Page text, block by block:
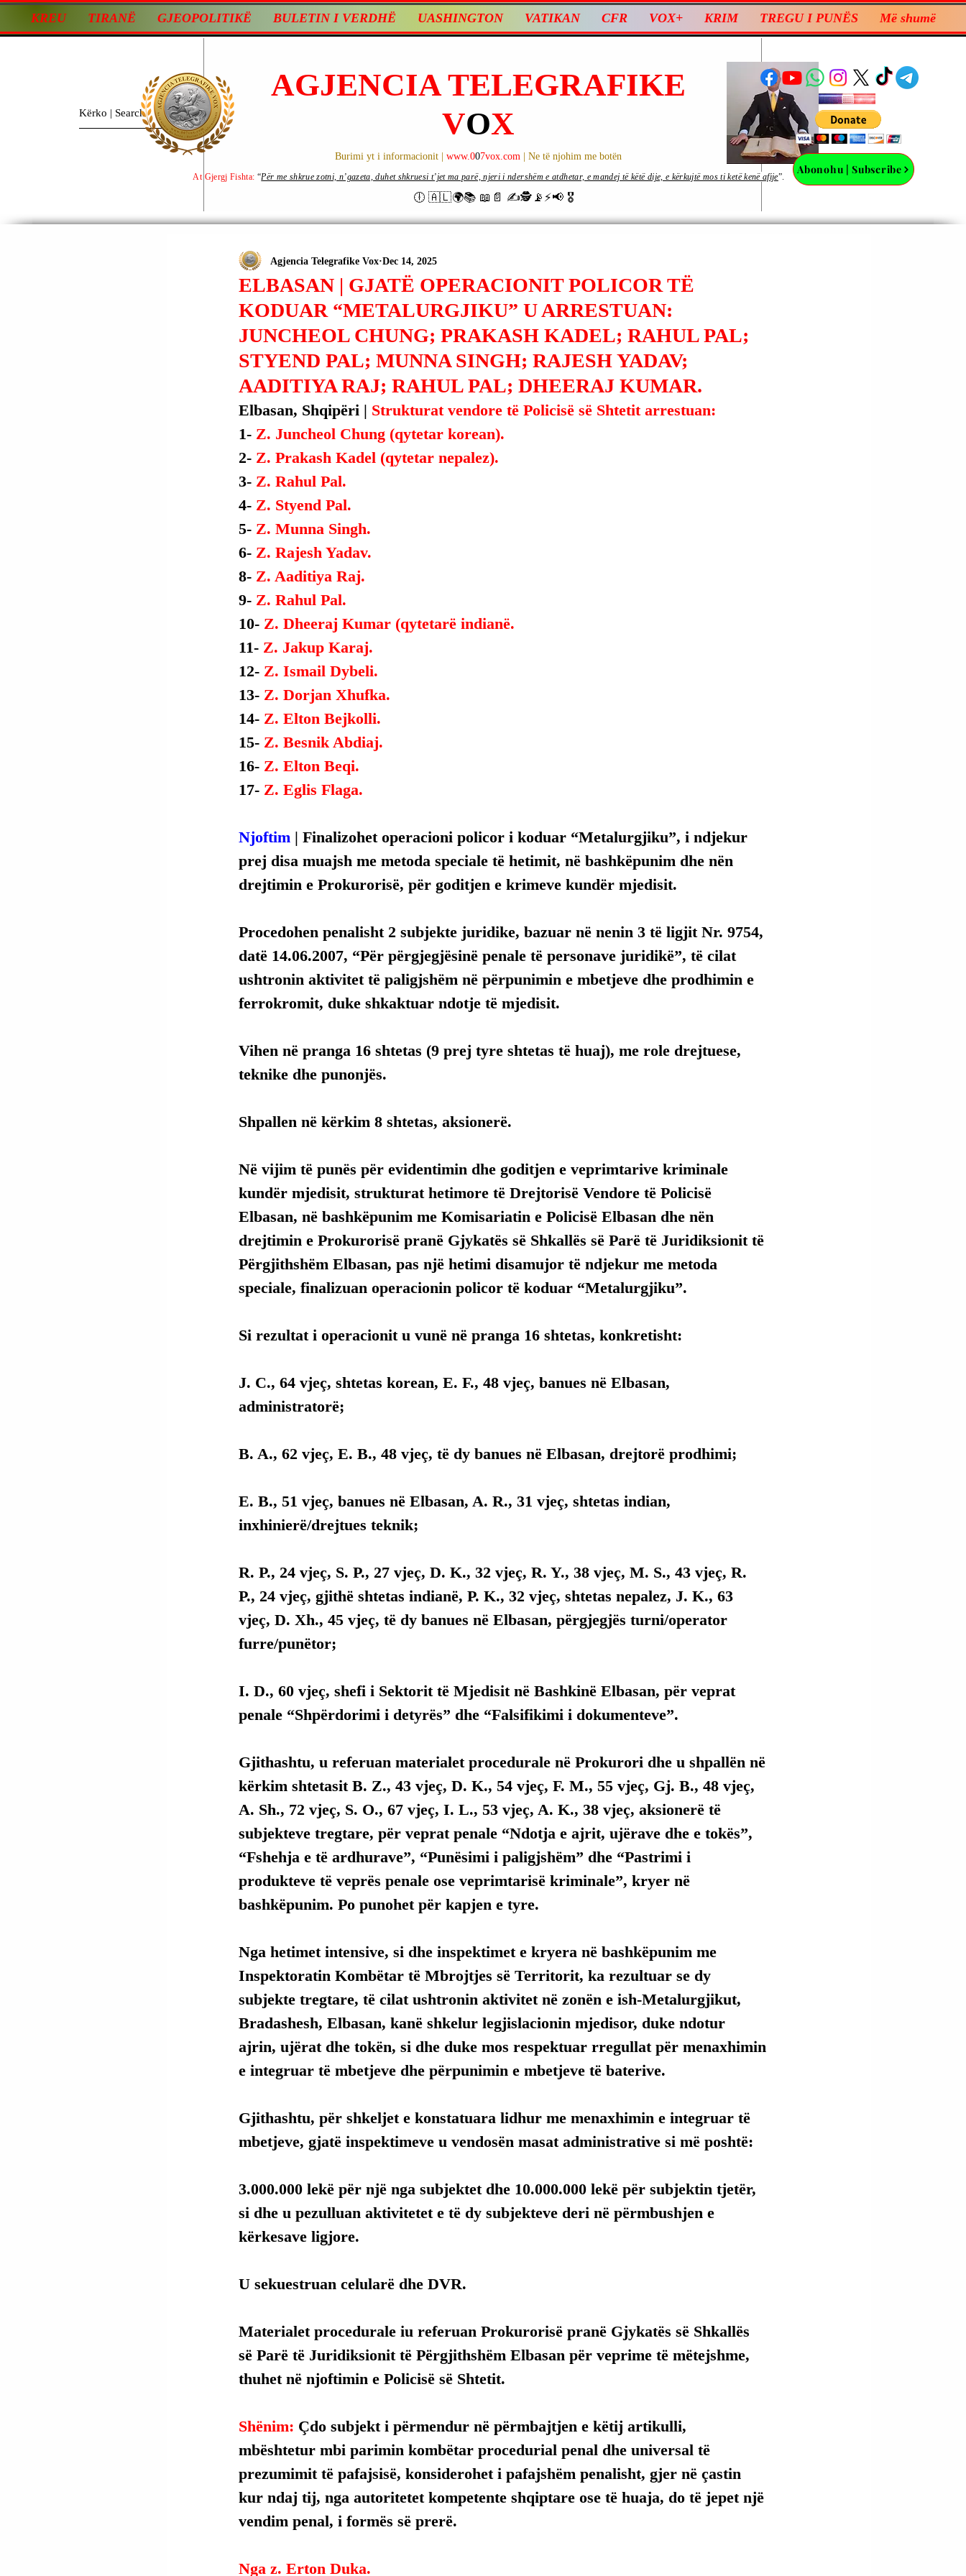
KREU TIRANË GJEOPOLITIKË BULETIN I VERDHË UASHINGTON VATIKAN CFR VOX+ KRIM TREGU I PUNËS Më shumë
AGJENCIA TELEGRAFIKE
VOX
Burimi yt i informacionit | www.007vox.com | Ne të njohim me botën
🕕 🇦🇱🌍📚 📖📄 ✍🕵️📡⚡️📢 🎖
Abonohu | Subscribe
At Gjergj Fishta: “Për me shkrue zotni, n’gazeta, duhet shkruesi t’jet ma parë, njeri i ndershëm e atdhetar, e mandej të këtë dije, e kërkujtë mos ti ketë kenë afije”.
ELBASAN | GJATË OPERACIONIT POLICOR TË
KODUAR “METALURGJIKU” U ARRESTUAN:
JUNCHEOL CHUNG; PRAKASH KADEL; RAHUL PAL;
STYEND PAL; MUNNA SINGH; RAJESH YADAV;
AADITIYA RAJ; RAHUL PAL; DHEERAJ KUMAR.
Agjencia Telegrafike Vox Dec 14, 2025
Elbasan, Shqipëri | Strukturat vendore të Policisë së Shtetit arrestuan:
1- Z. Juncheol Chung (qytetar korean).
2- Z. Prakash Kadel (qytetar nepalez).
3- Z. Rahul Pal.
4- Z. Styend Pal.
5- Z. Munna Singh.
6- Z. Rajesh Yadav.
8- Z. Aaditiya Raj.
9- Z. Rahul Pal.
10- Z. Dheeraj Kumar (qytetarë indianë.
11- Z. Jakup Karaj.
12- Z. Ismail Dybeli.
13- Z. Dorjan Xhufka.
14- Z. Elton Bejkolli.
15- Z. Besnik Abdiaj.
16- Z. Elton Beqi.
17- Z. Eglis Flaga.
Njoftim | Finalizohet operacioni policor i koduar “Metalurgjiku”, i ndjekur
prej disa muajsh me metoda speciale të hetimit, në bashkëpunim dhe nën
drejtimin e Prokurorisë, për goditjen e krimeve kundër mjedisit.
Procedohen penalisht 2 subjekte juridike, bazuar në nenin 3 të ligjit Nr. 9754,
datë 14.06.2007, “Për përgjegjësinë penale të personave juridikë”, të cilat
ushtronin aktivitet të paligjshëm në përpunimin e mbetjeve dhe prodhimin e
ferrokromit, duke shkaktuar ndotje të mjedisit.
Vihen në pranga 16 shtetas (9 prej tyre shtetas të huaj), me role drejtuese,
teknike dhe punonjës.
Shpallen në kërkim 8 shtetas, aksionerë.
Në vijim të punës për evidentimin dhe goditjen e veprimtarive kriminale
kundër mjedisit, strukturat hetimore të Drejtorisë Vendore të Policisë
Elbasan, në bashkëpunim me Komisariatin e Policisë Elbasan dhe nën
drejtimin e Prokurorisë pranë Gjykatës së Shkallës së Parë të Juridiksionit të
Përgjithshëm Elbasan, pas një hetimi disamujor të ndjekur me metoda
speciale, finalizuan operacionin policor të koduar “Metalurgjiku”.
Si rezultat i operacionit u vunë në pranga 16 shtetas, konkretisht:
J. C., 64 vjeç, shtetas korean, E. F., 48 vjeç, banues në Elbasan,
administratorë;
B. A., 62 vjeç, E. B., 48 vjeç, të dy banues në Elbasan, drejtorë prodhimi;
E. B., 51 vjeç, banues në Elbasan, A. R., 31 vjeç, shtetas indian,
inxhinierë/drejtues teknik;
R. P., 24 vjeç, S. P., 27 vjeç, D. K., 32 vjeç, R. Y., 38 vjeç, M. S., 43 vjeç, R.
P., 24 vjeç, gjithë shtetas indianë, P. K., 32 vjeç, shtetas nepalez, J. K., 63
vjeç, D. Xh., 45 vjeç, të dy banues në Elbasan, përgjegjës turni/operator
furre/punëtor;
I. D., 60 vjeç, shefi i Sektorit të Mjedisit në Bashkinë Elbasan, për veprat
penale “Shpërdorimi i detyrës” dhe “Falsifikimi i dokumenteve”.
Gjithashtu, u referuan materialet procedurale në Prokurori dhe u shpallën në
kërkim shtetasit B. Z., 43 vjeç, D. K., 54 vjeç, F. M., 55 vjeç, Gj. B., 48 vjeç,
A. Sh., 72 vjeç, S. O., 67 vjeç, I. L., 53 vjeç, A. K., 38 vjeç, aksionerë të
subjekteve tregtare, për veprat penale “Ndotja e ajrit, ujërave dhe e tokës”,
“Fshehja e të ardhurave”, “Punësimi i paligjshëm” dhe “Pastrimi i
produkteve të veprës penale ose veprimtarisë kriminale”, kryer në
bashkëpunim. Po punohet për kapjen e tyre.
Nga hetimet intensive, si dhe inspektimet e kryera në bashkëpunim me
Inspektoratin Kombëtar të Mbrojtjes së Territorit, ka rezultuar se dy
subjekte tregtare, të cilat ushtronin aktivitet në zonën e ish-Metalurgjikut,
Bradashesh, Elbasan, kanë shkelur legjislacionin mjedisor, duke ndotur
ajrin, ujërat dhe tokën, si dhe duke mos respektuar rregullat për menaxhimin
e integruar të mbetjeve dhe përpunimin e mbetjeve të baterive.
Gjithashtu, për shkeljet e konstatuara lidhur me menaxhimin e integruar të
mbetjeve, gjatë inspektimeve u vendosën masat administrative si më poshtë:
3.000.000 lekë për një nga subjektet dhe 10.000.000 lekë për subjektin tjetër,
si dhe u pezulluan aktivitetet e të dy subjekteve deri në përmbushjen e
kërkesave ligjore.
U sekuestruan celularë dhe DVR.
Materialet procedurale iu referuan Prokurorisë pranë Gjykatës së Shkallës
së Parë të Juridiksionit të Përgjithshëm Elbasan për veprime të mëtejshme,
thuhet në njoftimin e Policisë së Shtetit.
Shënim: Çdo subjekt i përmendur në përmbajtjen e këtij artikulli,
mbështetur mbi parimin kombëtar procedurial penal dhe universal të
prezumimit të pafajsisë, konsiderohet i pafajshëm penalisht, gjer në çastin
kur ndaj tij, nga autoritetet kompetente shqiptare ose të huaja, do të jepet një
vendim penal, i formës së prerë.
Nga z. Erton Duka.